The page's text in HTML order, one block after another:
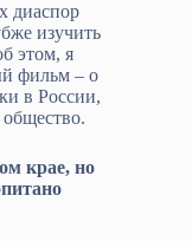
диаспор
изучить
этом, я
фильм – о
в России,
крае, но